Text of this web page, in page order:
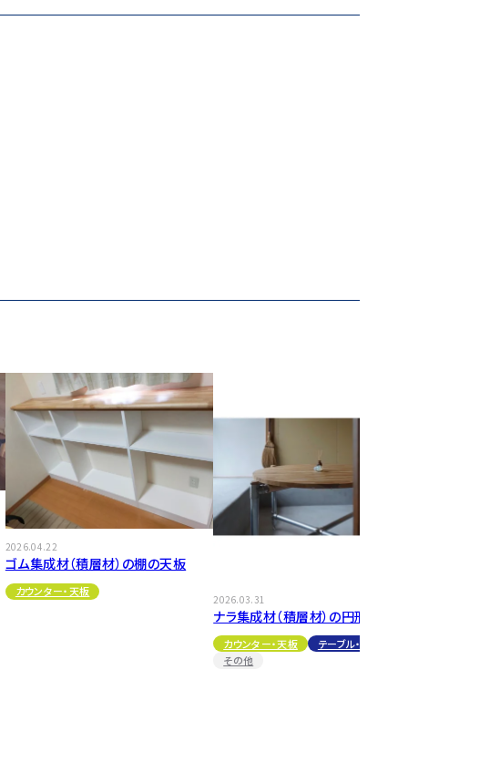
2026.04.22
ゴム集成材（積層材）の棚の天板
カウンター・天板
2026.03.31
ナラ集成材（積層材）の円形大型天板
カウンター・天板
テーブル・机
その他